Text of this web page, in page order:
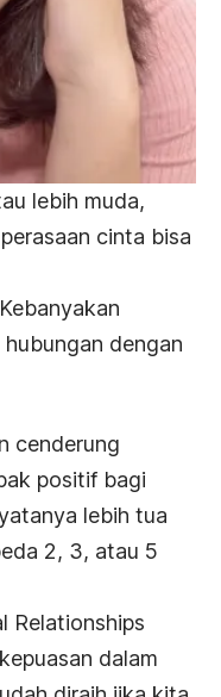
lebih muda,
cinta bisa
dengan
cenderung
positif bagi
lebih tua
2, 3, atau 5
Relationships
dalam